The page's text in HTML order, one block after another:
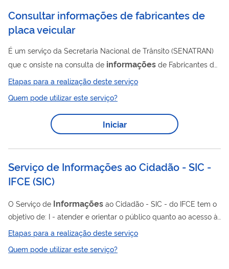
Consultar informações de fabricantes de
placa veicular
É um serviço da Secretaria Nacional de Trânsito (SENATRAN)
que c onsiste na consulta de informações de Fabricantes de
Placa Veicular credenciados e habilitados para utilizar o
Sistema Nacional de Emplacamento (WS-Emplaca).
Etapas para a realização deste serviço
Quem pode utilizar este serviço?
Iniciar
Serviço de Informações ao Cidadão - SIC -
IFCE(SIC)
O Serviço de Informações ao Cidadão - SIC - do IFCE tem o
objetivo de: I - atender e orientar o público quanto ao acesso à
informação no âmbito do IFCE; II - informar sobre a tramitação
de documentos nas unidades do IFCE; e III - receber e registrar
pedidos de acesso à informação relacionados ao IFCE.
Etapas para a realização deste serviço
Quem pode utilizar este serviço?